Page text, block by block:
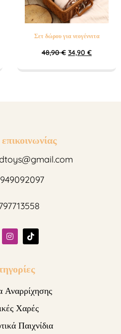
Σετ δώρου για νεογέννιτα
48,90€ 34,90 €
Αναρρίχησης
Χαρές
Παιχνίδια